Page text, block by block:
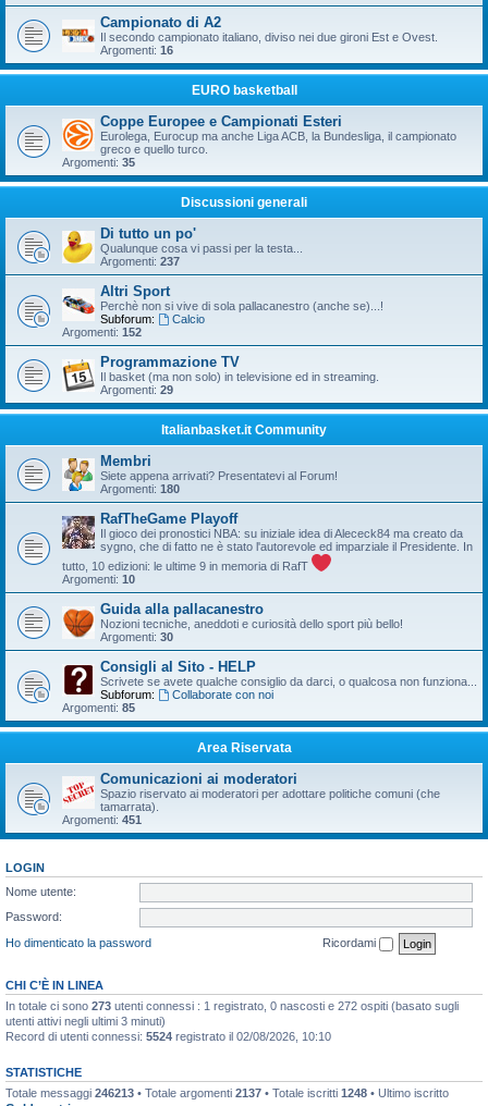
Campionato di A2
Il secondo campionato italiano, diviso nei due gironi Est e Ovest.
Argomenti: 16
EURO basketball
Coppe Europee e Campionati Esteri
Eurolega, Eurocup ma anche Liga ACB, la Bundesliga, il campionato
greco e quello turco.
Argomenti: 35
Discussioni generali
Di tutto un po'
Qualunque cosa vi passi per la testa...
Argomenti: 237
Altri Sport
Perchè non si vive di sola pallacanestro (anche se)...!
Subforum:
Calcio
Argomenti: 152
Programmazione TV
Il basket (ma non solo) in televisione ed in streaming.
Argomenti: 29
Italianbasket.it Community
Membri
Siete appena arrivati? Presentatevi al Forum!
Argomenti: 180
RafTheGame Playoff
Il gioco dei pronostici NBA: su iniziale idea di Alececk84 ma creato da
sygno, che di fatto ne è stato l'autorevole ed imparziale il Presidente. In
tutto, 10 edizioni: le ultime 9 in memoria di RafT
Argomenti: 10
Guida alla pallacanestro
Nozioni tecniche, aneddoti e curiosità dello sport più bello!
Argomenti: 30
Consigli al Sito - HELP
Scrivete se avete qualche consiglio da darci, o qualcosa non funziona...
Subforum:
Collaborate con noi
Argomenti: 85
Area Riservata
Comunicazioni ai moderatori
Spazio riservato ai moderatori per adottare politiche comuni (che
tamarrata).
Argomenti: 451
LOGIN
Nome utente:
Password:
Ho dimenticato la password
Ricordami
CHI C’È IN LINEA
In totale ci sono 273 utenti connessi : 1 registrato, 0 nascosti e 272 ospiti (basato sugli
utenti attivi negli ultimi 3 minuti)
Record di utenti connessi: 5524 registrato il 02/08/2026, 10:10
STATISTICHE
Totale messaggi 246213 • Totale argomenti 2137 • Totale iscritti 1248 • Ultimo iscritto